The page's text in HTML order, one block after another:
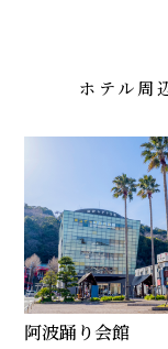
ホテル周
阿波踊り会館